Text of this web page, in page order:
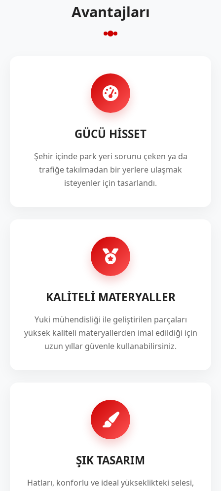
Avantajları
GÜCÜ HİSSET
Şehir içinde park yeri sorunu çeken ya da
trafiğe takılmadan bir yerlere ulaşmak
isteyenler için tasarlandı.
KALİTELİ MATERYALLER
Yuki mühendisliği ile geliştirilen parçaları
yüksek kaliteli materyallerden imal edildiği için
uzun yıllar güvenle kullanabilirsiniz.
ŞIK TASARIM
Hatları, konforlu ve ideal yükseklikteki selesi,